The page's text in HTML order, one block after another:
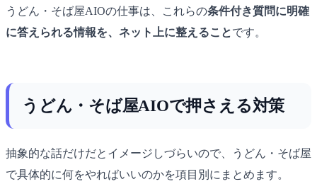
うどん・そば屋AIOの仕事は、これらの条件付き質問に明確
に答えられる情報を、ネット上に整えることです。
うどん・そば屋AIOで押さえる対策
抽象的な話だけだとイメージしづらいので、うどん・そば屋
で具体的に何をやればいいのかを項目別にまとめます。